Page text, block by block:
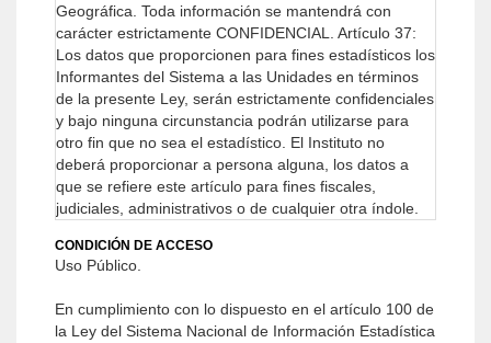
Geográfica. Toda información se mantendrá con
carácter estrictamente CONFIDENCIAL.
Artículo 37:
Los datos que proporcionen para fines estadísticos los
Informantes del Sistema a las Unidades en términos
de la presente Ley, serán estrictamente confidenciales
y bajo ninguna circunstancia podrán utilizarse para
otro fin que no sea el estadístico. El Instituto no
deberá proporcionar a persona alguna, los datos a
que se refiere este artículo para fines fiscales,
judiciales, administrativos o de cualquier otra índole.
CONDICIÓN DE ACCESO
Uso Público.
En cumplimiento con lo dispuesto en el artículo 100 de
la Ley del Sistema Nacional de Información Estadística